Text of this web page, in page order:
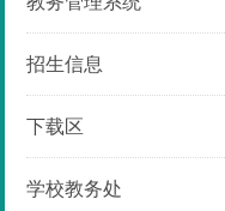
招生信息
下载区
学校教务处